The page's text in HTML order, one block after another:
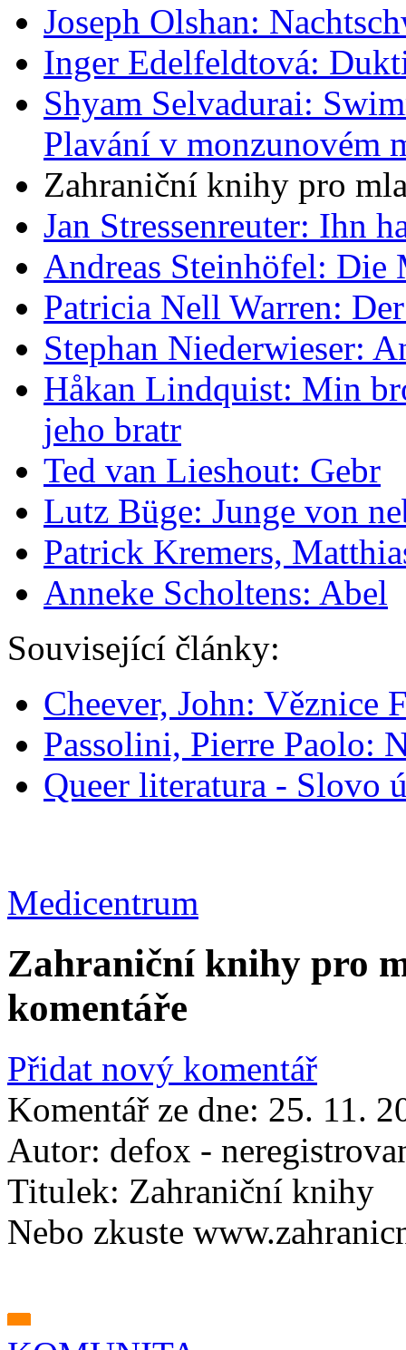
Joseph Olshan:
Inger Edelfeldtová:
Shyam Selvadurai:
Plavání v monzunovém
Zahraniční knihy pro
Jan Stressenreuter: Ihn
Andreas Steinhöfel: Die
Patricia Nell Warren:
Stephan Niederwieser:
Håkan Lindquist: Min
jeho bratr
Ted van Lieshout: Gebr
Lutz Büge: Junge von
Patrick Kremers,
Anneke Scholtens: Abel
Související články:
Cheever, John: Věznice
Passolini, Pierre Paolo:
Queer literatura - Slovo
Medicentrum
Zahraniční knihy pro
komentáře
Přidat nový komentář
Komentář ze dne: 25. 11.
Autor: defox -
Titulek: Zahraniční knihy
Nebo zkuste